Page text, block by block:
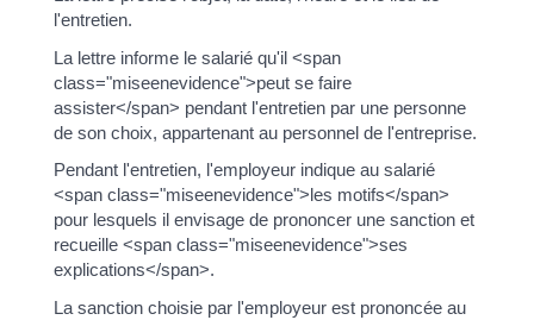
l'entretien.
La lettre informe le salarié qu'il <span
class="miseenevidence">peut se faire
assister</span> pendant l'entretien par une personne
de son choix, appartenant au personnel de l'entreprise.
Pendant l'entretien, l'employeur indique au salarié
<span class="miseenevidence">les motifs</span>
pour lesquels il envisage de prononcer une sanction et
recueille <span class="miseenevidence">ses
explications</span>.
La sanction choisie par l'employeur est prononcée au